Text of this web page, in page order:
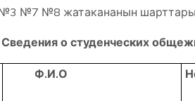
№7 №8 жатакананын шарттары
Сведения о студенческих
Ф.И.О